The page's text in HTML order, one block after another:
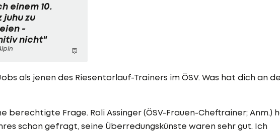
einem 10.
juhu zu
-
nicht"
als jenen des Riesentorlauf-Trainers im ÖSV. Was hat dich an
berechtigte Frage. Roli Assinger (ÖSV-Frauen-Cheftrainer; Anm.)
schon gefragt, seine Überredungskünste waren sehr gut. Ich